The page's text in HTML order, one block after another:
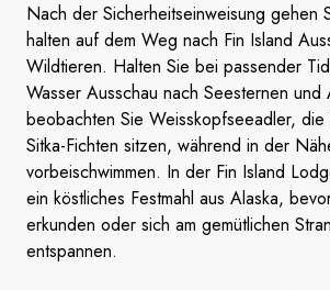
Nach der Sicherheitseinweisung gehen
halten auf dem Weg nach Fin Island
Wildtieren. Halten Sie bei passender
Wasser Ausschau nach Seesternen und
beobachten Sie Weisskopfseeadler, die
Sitka-Fichten sitzen, während in der
vorbeischwimmen. In der Fin Island
ein köstliches Festmahl aus Alaska,
erkunden oder sich am gemütlichen
entspannen.